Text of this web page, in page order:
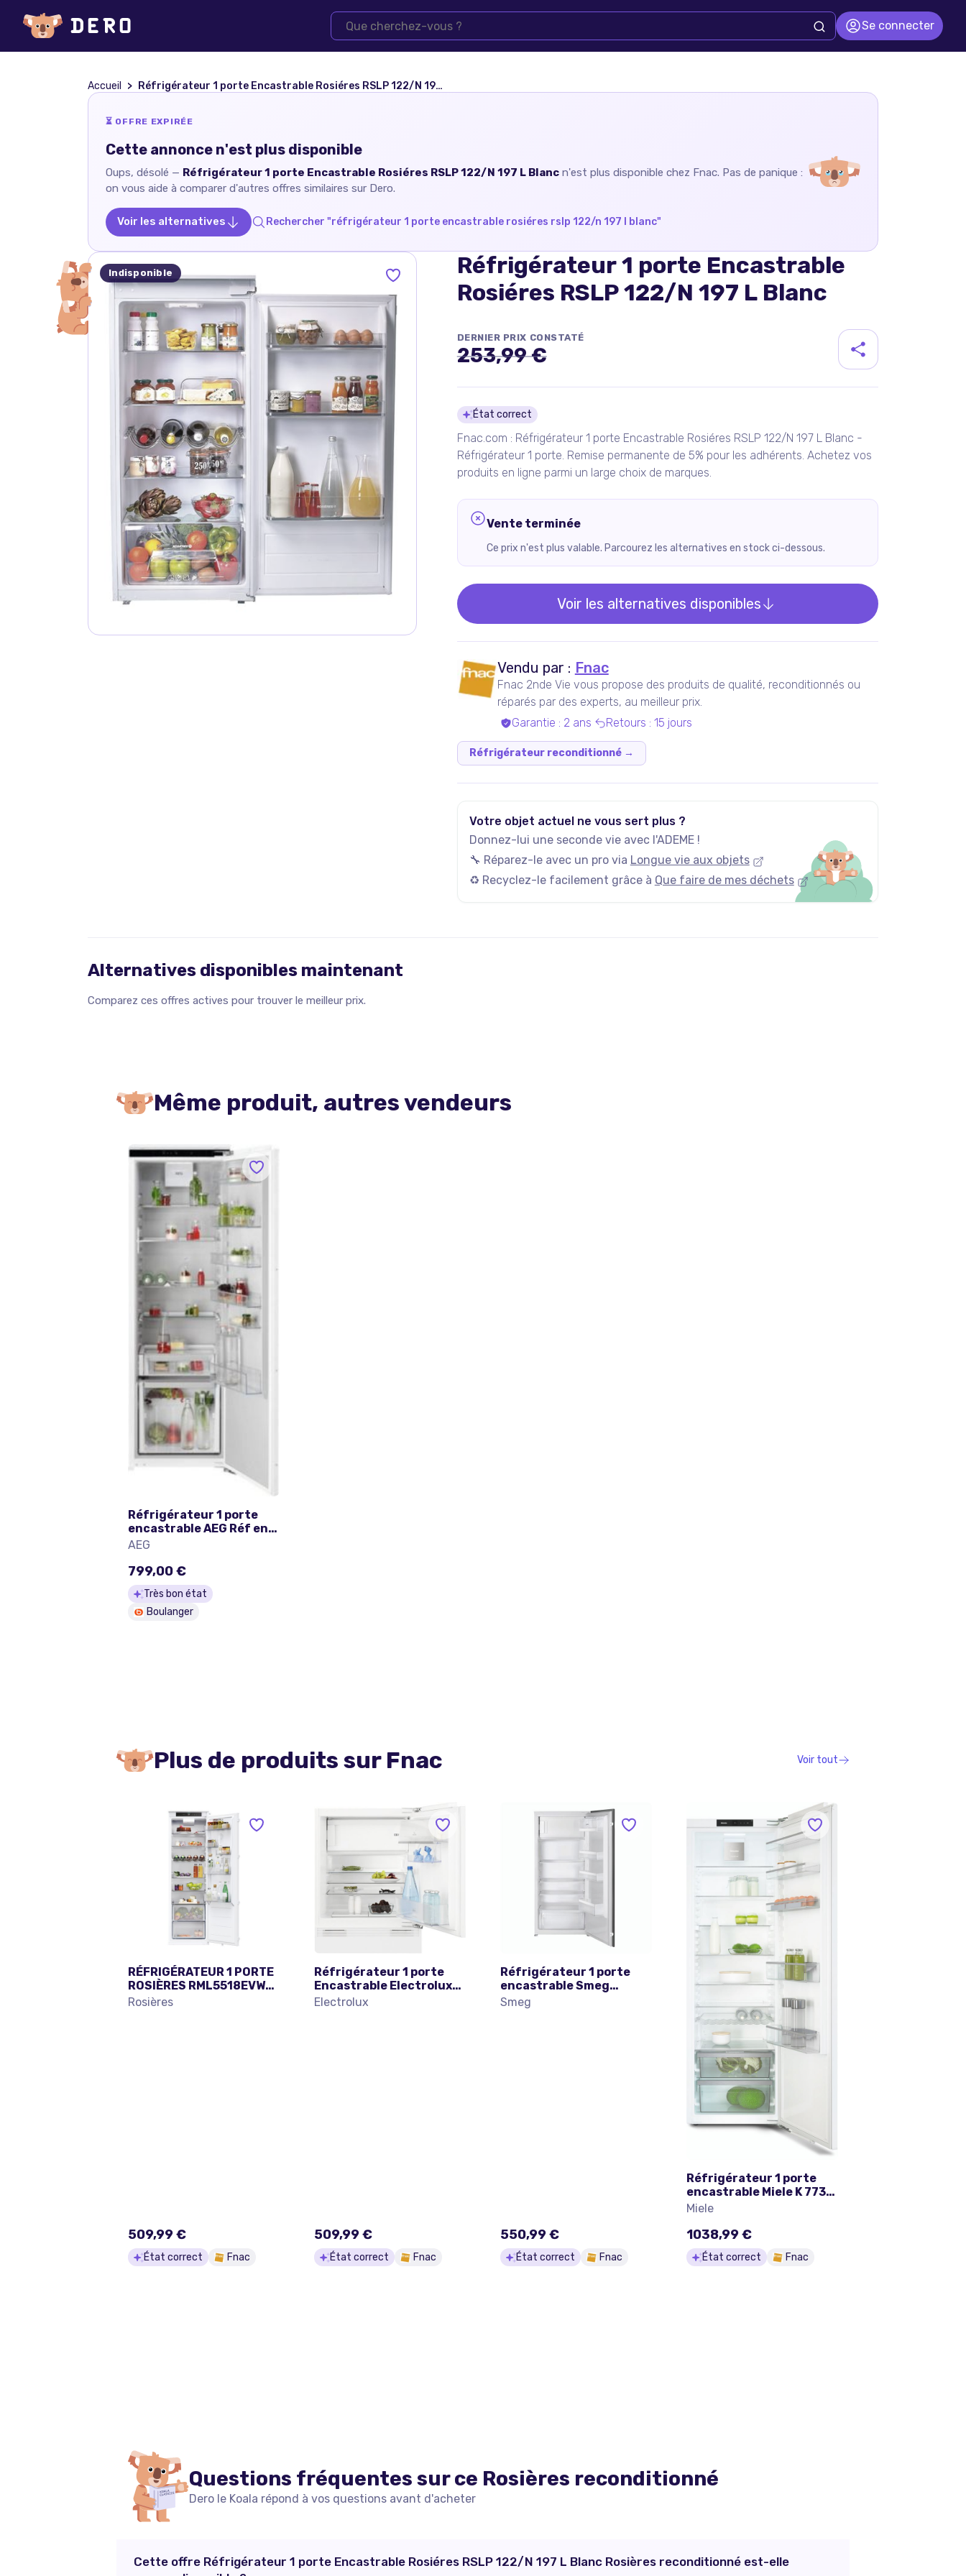
Se connecter
Accueil Réfrigérateur 1 porte Encastrable Rosiéres RSLP 122/N 197 L Blanc
⏳ OFFRE EXPIRÉE
Cette annonce n'est plus disponible
Oups, désolé — Réfrigérateur 1 porte Encastrable Rosiéres RSLP 122/N 197 L Blanc n'est plus disponible chez Fnac. Pas de panique :
on vous aide à comparer d'autres offres similaires sur Dero.
Voir les alternatives Rechercher "réfrigérateur 1 porte encastrable rosiéres rslp 122/n 197 l blanc"
Indisponible
Réfrigérateur 1 porte Encastrable
Rosiéres RSLP 122/N 197 L Blanc
DERNIER PRIX CONSTATÉ
253,99 €
Détails du produit
État correct
Fnac.com : Réfrigérateur 1 porte Encastrable Rosiéres RSLP 122/N 197 L Blanc -
Réfrigérateur 1 porte. Remise permanente de 5% pour les adhérents. Achetez vos
produits en ligne parmi un large choix de marques.
Vente terminée
Ce prix n'est plus valable. Parcourez les alternatives en stock ci-dessous.
Voir les alternatives disponibles
Vendu par : Fnac
Fnac 2nde Vie vous propose des produits de qualité, reconditionnés ou
réparés par des experts, au meilleur prix.
Garantie : 2 ans Retours : 15 jours
Réfrigérateur reconditionné→
Votre objet actuel ne vous sert plus ?
Donnez-lui une seconde vie avec l'ADEME !
🔧 Réparez-le avec un pro via Longue vie aux objets
♻️ Recyclez-le facilement grâce à Que faire de mes déchets
Alternatives disponibles maintenant
Comparez ces offres actives pour trouver le meilleur prix.
Même produit, autres vendeurs
Réfrigérateur 1 porte
encastrable AEG Réf enc.
TK6DS181DC
AEG
799,00 €
Très bon état
Boulanger
Plus de produits sur Fnac Voir tout
RÉFRIGÉRATEUR 1 PORTE
ROSIÈRES RML5518EVWL
ENCASTRABLE 177 CM
Rosières
509,99 €
État correct Fnac
Réfrigérateur 1 porte
Encastrable Electrolux
ELB3AE82YY 111 L Blanc
Electrolux
509,99 €
État correct Fnac
Réfrigérateur 1 porte
encastrable Smeg
S4C122E 188 L Blanc
Smeg
550,99 €
État correct Fnac
Réfrigérateur 1 porte
encastrable Miele K 7737
D 309 L Blanc
Miele
1038,99 €
État correct Fnac
Questions fréquentes sur ce Rosières reconditionné
Dero le Koala répond à vos questions avant d'acheter
Cette offre Réfrigérateur 1 porte Encastrable Rosiéres RSLP 122/N 197 L Blanc Rosières reconditionné est-elle